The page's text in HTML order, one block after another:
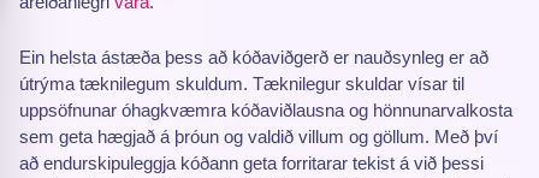
Ein helsta ástæða þess að kóðaviðgerð er nauðsynleg er að
útrýma tæknilegum skuldum. Tæknilegur skuldar vísar til
uppsöfnunar óhagkvæmra kóðaviðlausna og hönnunarvalkosta
sem geta hægjað á þróun og valdið villum og göllum. Með því
að endurskipuleggja kóðann geta forritarar tekist á við þessi